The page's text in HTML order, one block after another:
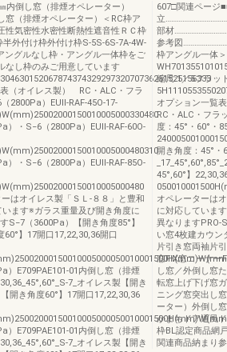
倒し窓（排煙オペレーター）
（排煙オペレーター）＜RC枠ア
性気密性水密性断熱性遮音性ＲＣ枠
外付け枠外付け枠S-5S-6S-7A-4W-
グルなし枠・アングル一体枠をご
なし枠のみご用意しています
（オイレス製） RC・ALC・フラ
2800Pa）EUII-RAF-45O-17-
）・S−6（2800Pa）EUII-RAF-60O-
）・S−6（2800Pa）EUII-RAF-85O-
はオイレス製「ＳＬ-８８」と豊和
ます※ガラス重量及び開き角度に
S−7（3600Pa）【開き角度85°】
60°】17開口17,22,30,36開口
）E709PAE101-01内倒し窓（排煙
7_オイレス製【開き
開き角度60°】17開口17,22,30,36
）E709PAE101-01内倒し窓（排煙
7_オイレス製【開き
607□関連ペー
立
部材
参考図
枠アングル一体
縮尺:1／5フラッ
オプション一覧
RC・ALC・フラ
度：45°・60°・
開き角度：45°・
45°,60°】
オペレーターは
に対応していま
異なりますPRO-
い窓4枚建カウン
片引き窓両袖片
窓FIX窓コーナー
し窓／外倒し窓
転窓上げ下げ窓
ニング窓突出し
ーター）外倒し
かまちドア通風
枠BL認定商品網
関連商品納まり